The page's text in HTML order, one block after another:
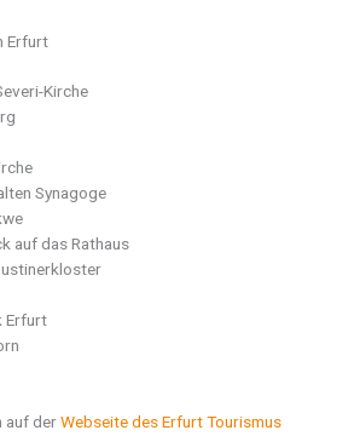
Erfurt
Kirche
Synagoge
auf das Rathaus
Erfurt
auf derWebseite des Erfurt Tourismus